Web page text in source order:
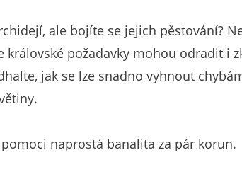
ale bojíte se jejich pěstování?
královské požadavky mohou odradit i
jak se lze snadno vyhnout
naprostá banalita za pár korun.